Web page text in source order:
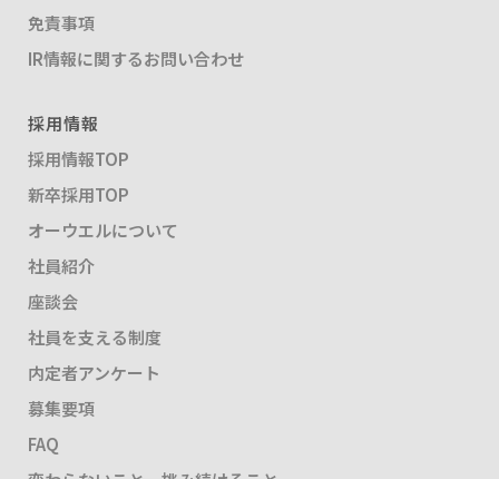
免責事項
IR情報に関するお問い合わせ
採用情報
採用情報TOP
新卒採用TOP
オーウエルについて
社員紹介
座談会
社員を支える制度
内定者アンケート
募集要項
FAQ